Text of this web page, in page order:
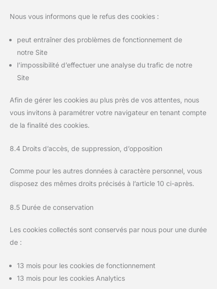
Nous vous informons que le refus des cookies :
peut entraîner des problèmes de fonctionnement de
notre Site
l’impossibilité d’effectuer une analyse du trafic de notre
Site
Afin de gérer les cookies au plus près de vos attentes, nous
vous invitons à paramétrer votre navigateur en tenant compte
de la finalité des cookies.
8.4 Droits d’accès, de suppression, d’opposition
Comme pour les autres données à caractère personnel, vous
disposez des mêmes droits précisés à l’article 10 ci-après.
8.5 Durée de conservation
Les cookies collectés sont conservés par nous pour une durée
de :
13 mois pour les cookies de fonctionnement
13 mois pour les cookies Analytics